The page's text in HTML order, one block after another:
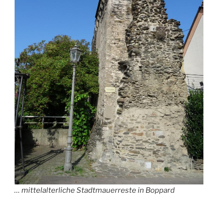
… mittelalterliche Stadtmauerreste in Boppard